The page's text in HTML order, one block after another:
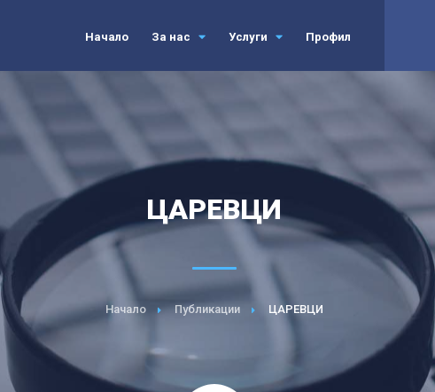
Начало За нас Услуги Профил
ЦАРЕВЦИ
Начало Публикации ЦАРЕВЦИ